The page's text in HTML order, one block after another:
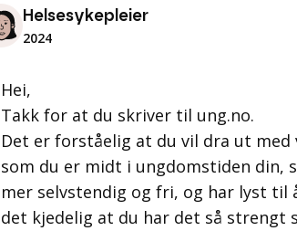
Helsesykepleier
2024
Hei,
Takk for at du skriver til ung.no.
Det er forståelig at du vil dra ut med
som du er midt i ungdomstiden din,
mer selvstendig og fri, og har lyst til
det kjedelig at du har det så strengt